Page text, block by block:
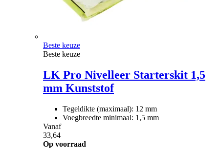
Beste keuze
Beste keuze
LK Pro Nivelleer Starterskit 1,5
mm Kunststof
Tegeldikte (maximaal): 12 mm
Voegbreedte minimaal: 1,5 mm
Vanaf
33,64
Op voorraad